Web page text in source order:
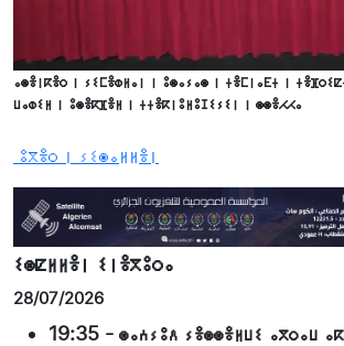
ⴰⵙⴻⵏⴽⴻⵔ ⵏ ⵢⵉⵎⴻⵀⵍⴰⵏ ⵏ ⵓⵙⴰⵢⴰⵙ ⵏ ⵜⴻⵎⵏⴰⴹⵜ ⵏ
ⵡⴰⵀⵉⵍ ⵏ ⵓⵙⴻⴽⴼⴻⵍ ⵏ ⵜⵜⴻⴽⵏⵓⵍⵓⵊⵉⵢⵉⵏ ⵏ ⵙⵙⴻⵃⵃⴰ
ⵓⴳⴻⵔ ⵏ ⵢⵉⵙⴰⵍⵍⴻⵏ
ⵉⵙⵇⵍⵍⴻⵏ ⵉⵏⴻⴳⵓⵔⴰ
28/07/2026
19:35 - ⵙⴰⵄⵢⵓⴷ ⵢⴻⵙⵙⴻⵍⵡⵉ ⴰⴳⵔⴰⵡ